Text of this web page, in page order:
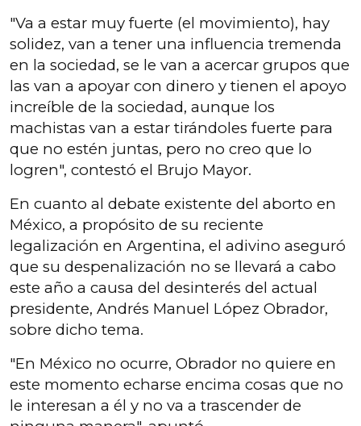
"Va a estar muy fuerte (el movimiento), hay
solidez, van a tener una influencia tremenda
en la sociedad, se le van a acercar grupos que
las van a apoyar con dinero y tienen el apoyo
increíble de la sociedad, aunque los
machistas van a estar tirándoles fuerte para
que no estén juntas, pero no creo que lo
logren", contestó el Brujo Mayor.
En cuanto al debate existente del aborto en
México, a propósito de su reciente
legalización en Argentina, el adivino aseguró
que su despenalización no se llevará a cabo
este año a causa del desinterés del actual
presidente, Andrés Manuel López Obrador,
sobre dicho tema.
"En México no ocurre, Obrador no quiere en
este momento echarse encima cosas que no
le interesan a él y no va a trascender de